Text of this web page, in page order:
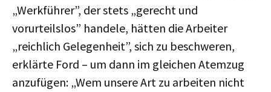
„Werkführer”, der stets „gerecht und
vorurteilslos” handele, hätten die Arbeiter
„reichlich Gelegenheit”, sich zu beschweren,
erklärte Ford – um dann im gleichen Atemzug
anzufügen: „Wem unsere Art zu arbeiten nicht